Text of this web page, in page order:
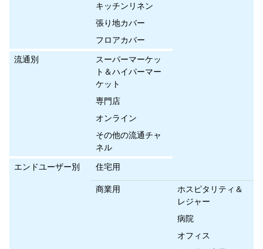
キッチンリネン
張り地カバー
フロアカバー
流通別
スーパーマーケッ
ト＆ハイパーマー
ケット
専門店
オンライン
その他の流通チャ
ネル
エンドユーザー別
住宅用
商業用
ホスピタリティ＆
レジャー
病院
オフィス